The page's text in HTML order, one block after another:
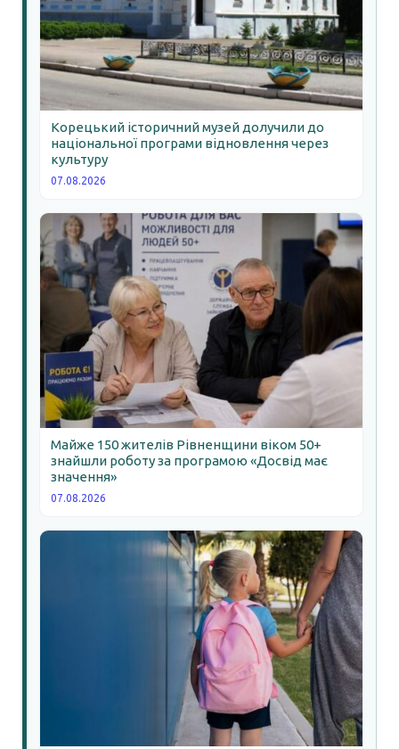
Корецький історичний музей долучили до
національної програми відновлення через
культуру
07.08.2026
Майже 150 жителів Рівненщини віком 50+
знайшли роботу за програмою «Досвід має
значення»
07.08.2026